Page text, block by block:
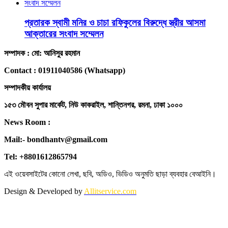
প্রতারক স্বামী মনির ও চাচা রফিকুলের বিরুদ্ধে স্ত্রীর আসমা
আক্তারের সংবাদ সম্মেলন
সম্পাদক : মো: আনিসুর রহমান
Contact : 01911040586 (Whatsapp)
সম্পাদকীয় কার্যালয়
১৫৩ মৌবন সুপার মার্কেট, নিউ কাকরাইল, শান্তিনগর, রমনা, ঢাকা ১০০০
News Room :
Mail:- bondhantv@gmail.com
Tel: +8801612865794
এই ওয়েবসাইটের কোনো লেখা, ছবি, অডিও, ভিডিও অনুমতি ছাড়া ব্যবহার বেআইনি।
Design & Developed by Allitservice.com